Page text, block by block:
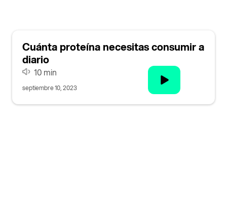
Cuánta proteína necesitas consumir a
diario
10 min
septiembre 10, 2023